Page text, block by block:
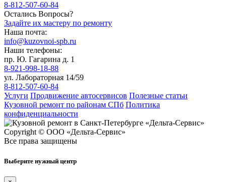
8-812-507-60-84
Остались Вопросы?
Задайте их мастеру по ремонту
Наша почта:
info@kuzovnoi-spb.ru
Наши телефоны:
пр. Ю. Гагарина д. 1
8-921-998-18-88
ул. Лабораторная 14/59
8-812-507-60-84
Услуги Продвижение автосервисов Полезные статьи
Кузовной ремонт по районам СПб Политика
конфиденциальности
Copyright © ООО «Дельта-Сервис»
Все права защищены
Выберите нужный центр